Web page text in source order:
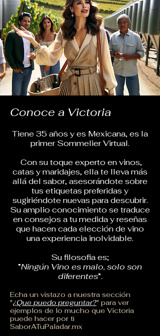
Conoce a Victoria
Tiene 35 años y es Mexicana, es la
primer Sommelier Virtual.
Con su toque experto en vinos,
catas y maridajes, ella te lleva más
allá del sabor, asesorándote sobre
tus etiquetas preferidas y
sugiriéndote nuevas para descubrir.
Su amplio conocimiento se traduce
en consejos a tu medida y reseñas
que hacen cada elección de vino
una experiencia inolvidable.
Su filosofia es;
”Ningún Vino es malo, solo son
diferentes”.
Echa un vistazo a nuestra sección
"¿Que puedo preguntar?" para ver
ejemplos de lo mucho que Victoria
puede hacer por ti
SaborATuPaladar.mx